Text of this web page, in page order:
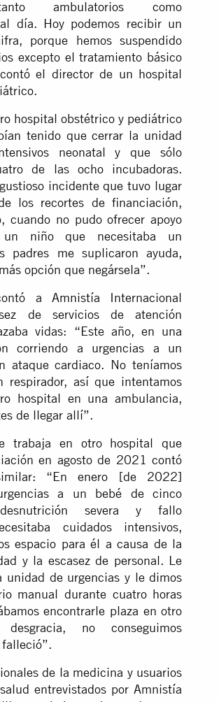
ambulatorios como
día. Hoy podemos recibir un
porque hemos suspendido
excepto el tratamiento básico
el director de un hospital
hospital obstétrico y pediátrico
tenido que cerrar la unidad
neonatal y que sólo
de las ocho incubadoras.
incidente que tuvo lugar
los recortes de financiación,
cuando no pudo ofrecer apoyo
un niño que necesitaba un
padres me suplicaron ayuda,
opción que negársela”.
a Amnistía Internacional
de servicios de atención
vidas: “Este año, en una
corriendo a urgencias a un
ataque cardiaco. No teníamos
respirador, así que intentamos
hospital en una ambulancia,
de llegar allí”.
trabaja en otro hospital que
en agosto de 2021 contó
“En enero [de 2022]
a un bebé de cinco
severa y fallo
cuidados intensivos,
espacio para él a causa de la
y la escasez de personal. Le
unidad de urgencias y le dimos
manual durante cuatro horas
encontrarle plaza en otro
no conseguimos
de la medicina y usuarios
entrevistados por Amnistía